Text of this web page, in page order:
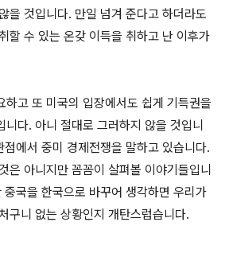
을 것입니다. 만일 넘겨 준다고 하더라도
할 수 있는 온갖 이득을 취하고 난 이후가
하고 또 미국의 입장에서도 쉽게 기득권을
니다. 아니 절대로 그러하지 않을 것입니
에서 중미 경제전쟁을 말하고 있습니다.
은 아니지만 꼼꼼이 살펴볼 이야기들입니
중국을 한국으로 바꾸어 생각하면 우리가
구니 없는 상황인지 개탄스럽습니다.